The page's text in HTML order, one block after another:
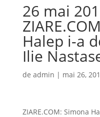
26 mai
Halep i-a
Ilie
de admin | mai 26,
ZIARE.COM: Simona